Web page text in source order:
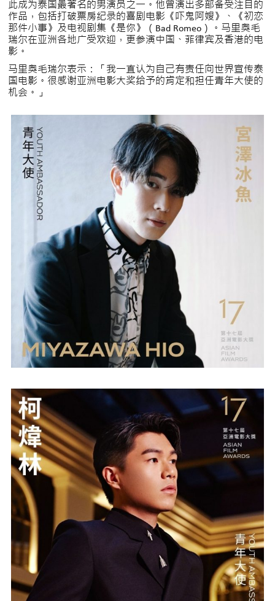
此成为泰国最著名的男演员之一。他曾演出多部备受注目的
作品，包括打破票房纪录的喜剧电影《吓鬼阿嫂》、《初恋
那件小事》及电视剧集《是你》（Bad Romeo）。马里奥毛
瑞尔在亚洲各地广受欢迎，更参演中国、菲律宾及香港的电
影。
马里奥毛瑞尔表示：「我一直认为自己有责任向世界宣传泰
国电影。很感谢亚洲电影大奖给予的肯定和担任青年大使的
机会。」